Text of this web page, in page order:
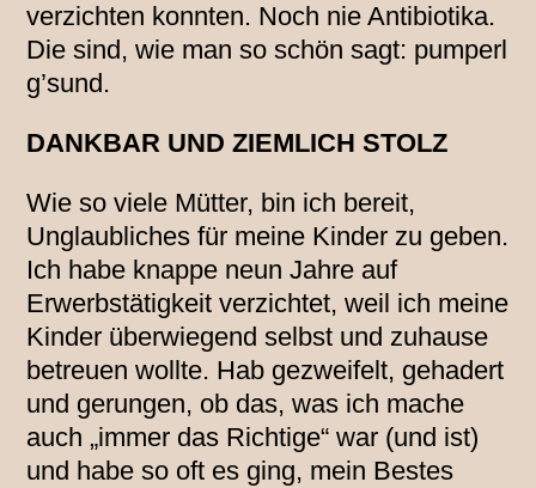
verzichten konnten. Noch nie Antibiotika.
Die sind, wie man so schön sagt: pumperl
g’sund.
DANKBAR UND ZIEMLICH STOLZ
Wie so viele Mütter, bin ich bereit,
Unglaubliches für meine Kinder zu geben.
Ich habe knappe neun Jahre auf
Erwerbstätigkeit verzichtet, weil ich meine
Kinder überwiegend selbst und zuhause
betreuen wollte. Hab gezweifelt, gehadert
und gerungen, ob das, was ich mache
auch „immer das Richtige“ war (und ist)
und habe so oft es ging, mein Bestes